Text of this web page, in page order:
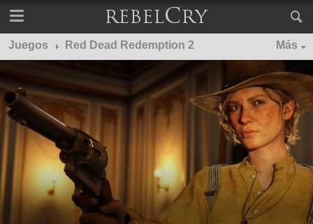
Juegos Red Dead Redemption 2 Más